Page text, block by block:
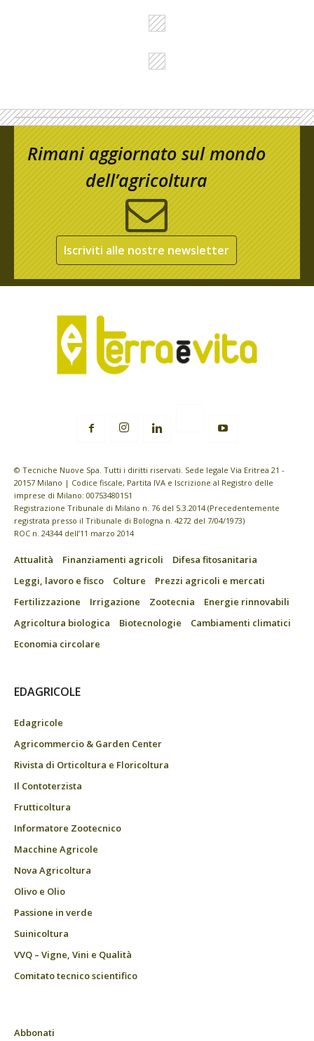
Rimani aggiornato sul mondo
dell’agricoltura
Iscriviti alle nostre newsletter
© Tecniche Nuove Spa. Tutti i diritti riservati. Sede legale Via Eritrea 21 -
20157 Milano | Codice fiscale, Partita IVA e Iscrizione al Registro delle
imprese di Milano: 00753480151
Registrazione Tribunale di Milano n. 76 del 5.3.2014 (Precedentemente
registrata presso il Tribunale di Bologna n. 4272 del 7/04/1973)
ROC n. 24344 dell’11 marzo 2014
Attualità Finanziamenti agricoli
Difesa fitosanitaria
Leggi, lavoro e fisco
Colture
Prezzi agricoli e mercati
Fertilizzazione
Irrigazione Zootecnia
Energie rinnovabili
Agricoltura biologica
Biotecnologie
Cambiamenti climatici
Economia circolare
EDAGRICOLE
Edagricole
Agricommercio & Garden Center
Rivista di Orticoltura e Floricoltura
Il Contoterzista
Frutticoltura
Informatore Zootecnico
Macchine Agricole
Nova Agricoltura
Olivo e Olio
Passione in verde
Suinicoltura
VVQ – Vigne, Vini e Qualità
Comitato tecnico scientifico
Abbonati